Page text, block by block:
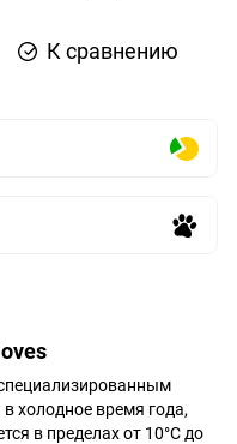
К сравнению
холодное время года,
в пределах от 10°C до